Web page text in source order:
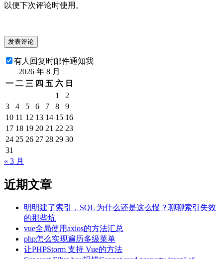
以便下次评论时使用。
有人回复时邮件通知我
2026 年 8 月
一 二 三 四 五 六 日
1
2
3
4 5 6 7 8
9
10 11 12 13 14 15 16
17 18 19 20 21 22 23
24 25 26 27 28 29 30
31
« 3 月
近期文章
明明建了索引，SQL 为什么还是这么慢？聊聊索引失效
的那些坑
vue全局使用axios的方法汇总
php怎么实现遍历多级菜单
让PHPStorm 支持 Vue的方法